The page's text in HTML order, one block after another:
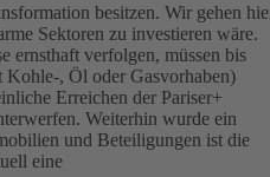
besitzen. Wir gehen
Sektoren zu investieren wäre.
ernsthaft verfolgen, müssen bis
Kohle-, Öl oder Gasvorhaben)
Erreichen der Pariser+
Weiterhin wurde ein
und Beteiligungen ist die
eine